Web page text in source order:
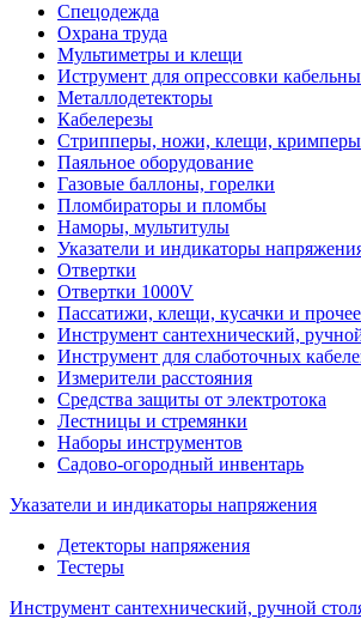
Спецодежда
Охрана труда
Мультиметры и клещи
Иструмент для опрессовки
Металлодетекторы
Кабелерезы
Стрипперы, ножи, клещи, кримперы
Паяльное оборудование
Газовые баллоны, горелки
Пломбираторы и пломбы
Наморы, мультитулы
Указатели и индикаторы
Отвертки
Отвертки 1000V
Пассатижи, клещи, кусачки и
Инструмент сантехнический,
Инструмент для слаботочных
Измерители расстояния
Средства защиты от электротока
Лестницы и стремянки
Наборы инструментов
Садово-огородный инвентарь
Указатели и индикаторы напряжения
Детекторы напряжения
Тестеры
Инструмент сантехнический, ручной